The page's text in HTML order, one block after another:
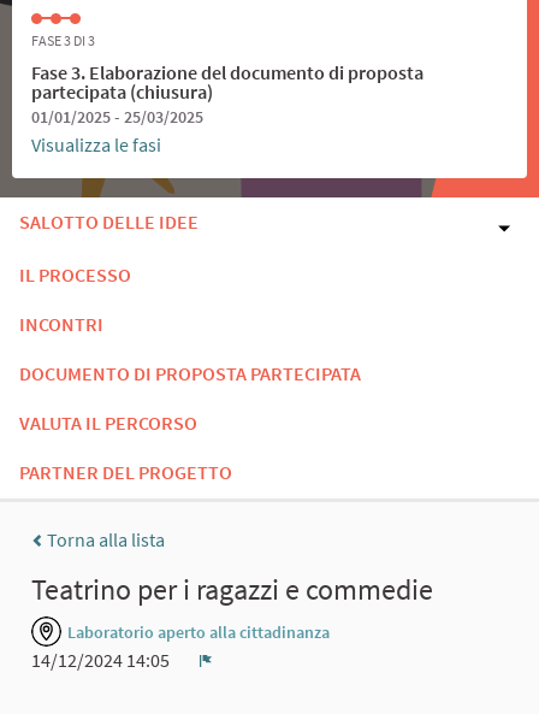
FASE 3 DI 3
Fase 3. Elaborazione del documento di proposta
partecipata (chiusura)
01/01/2025 - 25/03/2025
Visualizza le fasi
SALOTTO DELLE IDEE
IL PROCESSO
INCONTRI
DOCUMENTO DI PROPOSTA PARTECIPATA
VALUTA IL PERCORSO
PARTNER DEL PROGETTO
Torna alla lista
Teatrino per i ragazzi e commedie
Laboratorio aperto alla cittadinanza
14/12/2024 14:05